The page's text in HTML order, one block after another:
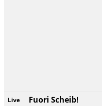
Live
Fuori Scheib!